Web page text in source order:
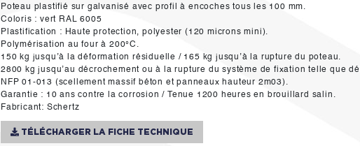
Poteau plastifié sur galvanisé avec profil à encoches tous les 100 mm.
Coloris : vert RAL 6005
Plastification : Haute protection, polyester (120 microns mini).
Polymérisation au four à 200°C.
150 kg jusqu’à la déformation résiduelle / 165 kg jusqu’à la rupture du poteau.
2800 kg jusqu’au décrochement ou à la rupture du système de fixation telle que
NFP 01-013 (scellement massif béton et panneaux hauteur 2m03).
Garantie : 10 ans contre la corrosion / Tenue 1200 heures en brouillard salin.
Fabricant: Schertz
TÉLÉCHARGER LA FICHE TECHNIQUE